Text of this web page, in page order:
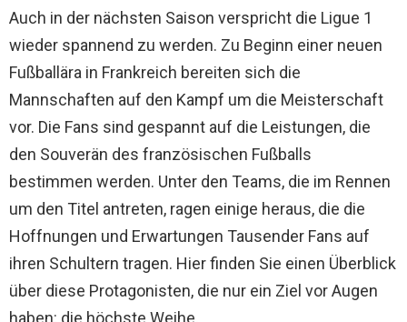
Auch in der nächsten Saison verspricht die Ligue 1
wieder spannend zu werden. Zu Beginn einer neuen
Fußballära in Frankreich bereiten sich die
Mannschaften auf den Kampf um die Meisterschaft
vor. Die Fans sind gespannt auf die Leistungen, die
den Souverän des französischen Fußballs
bestimmen werden. Unter den Teams, die im Rennen
um den Titel antreten, ragen einige heraus, die die
Hoffnungen und Erwartungen Tausender Fans auf
ihren Schultern tragen. Hier finden Sie einen Überblick
über diese Protagonisten, die nur ein Ziel vor Augen